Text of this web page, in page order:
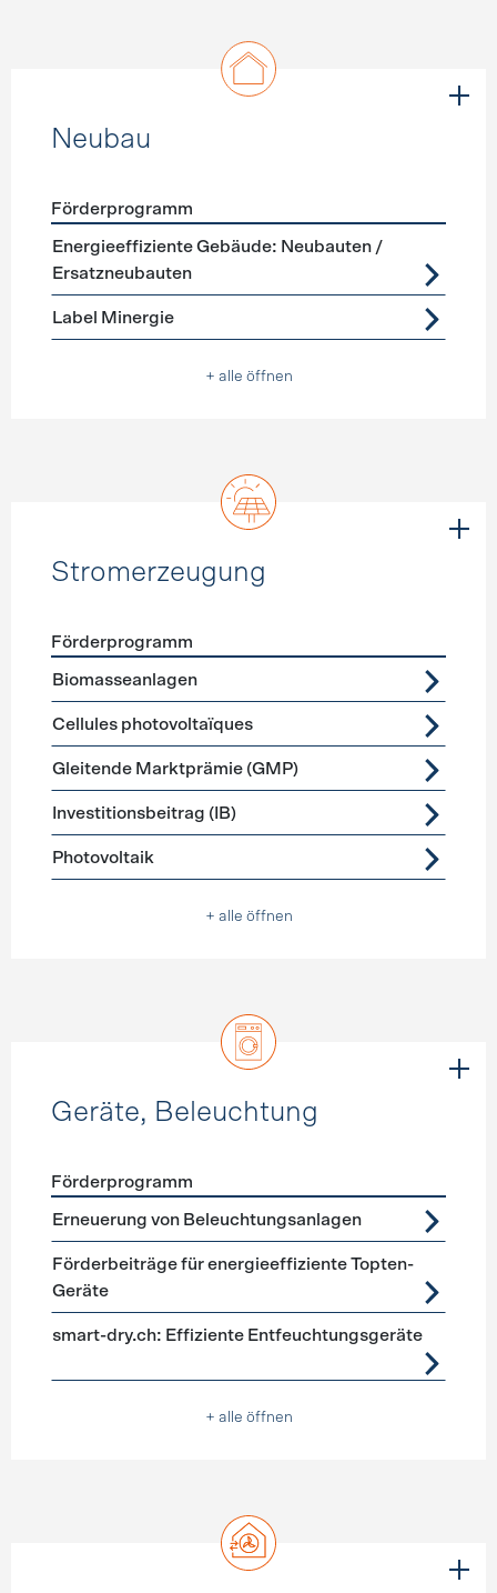
Neubau
Förderprogramme Neubau
Förderprogramm
Energieeffiziente Gebäude: Neubauten /
Ersatzneubauten
Label Minergie
+ alle öffnen
Stromerzeugung
Förderprogramme
Förderprogramm
Biomasseanlagen
Cellules photovoltaïques
Gleitende Marktprämie (GMP)
Investitionsbeitrag (IB)
Photovoltaik
+ alle öffnen
Geräte, Beleuchtung
Förderprogramme Geräte, Beleuchtung
Förderprogramm
Erneuerung von Beleuchtungsanlagen
Förderbeiträge für energieeffiziente Topten-
Geräte
smart-dry.ch: Effiziente Entfeuchtungsgeräte
+ alle öffnen